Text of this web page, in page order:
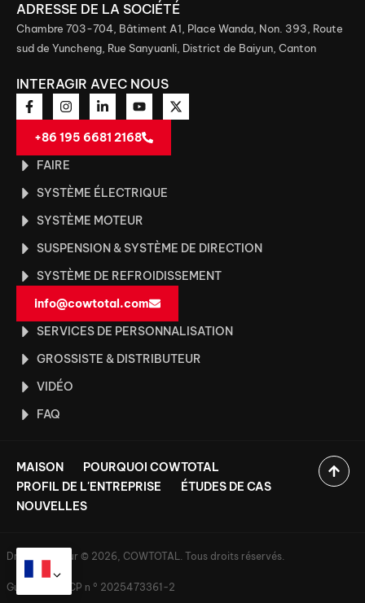
ADRESSE DE LA SOCIÉTÉ
Chambre 703-704, Bâtiment A1, Place Wanda, Non. 393, Route
sud de Yuncheng, Rue Sanyuanli, District de Baiyun, Canton
INTERAGIR AVEC NOUS
+86 195 6681 2168
FAIRE
SYSTÈME ÉLECTRIQUE
SYSTÈME MOTEUR
SUSPENSION & SYSTÈME DE DIRECTION
SYSTÈME DE REFROIDISSEMENT
info@cowtotal.com
SERVICES DE PERSONNALISATION
GROSSISTE & DISTRIBUTEUR
VIDÉO
FAQ
MAISON
POURQUOI COWTOTAL
PROFIL DE L'ENTREPRISE
ÉTUDES DE CAS
NOUVELLES
Droits d'auteur © 2026, COWTOTAL. Tous droits réservés.
Guangdong ICP n ° 2025473361-2